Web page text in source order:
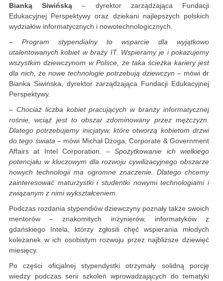
Bianką Siwińską – dyrektor zarządzająca Fundacji
Edukacyjnej Perspektywy oraz dziekani najlepszych polskich
wydziałów informatycznych i nowotechnologicznych.
– Program stypendialny to wsparcie dla wyjątkowo
utalentowanych kobiet w braży IT. Wspieramy je i pokazujemy
wszystkim dziewczynom w Polsce, że taka ścieżka kariery jest
dla nich, że nowe technologie potrzebują dziewczyn – mówi dr
Bianka Siwińska, dyrektor zarządzająca Fundacji Edukacyjnej
Perspektywy.
– Chociaż liczba kobiet pracujących w branży informatycznej
rośnie, wciąż jest to obszar zdominowany przez mężczyzn.
Dlatego potrzebujemy inicjatyw, które otworzą kobietom drzwi
do tego świata– mówi Michał Dżoga, Corporate & Government
Affairs at Intel Corporation.– Spożytkowanie ich wielkiego
potencjału w kluczowym dla rozwoju cywilizacyjnego obszarze
nowych technologii ma ogromne znaczenie. Dlatego chcemy
zainteresować maturzystki i studentki nowymi technologiami i
związanym z nimi wykształceniem.
Podczas rozdania stypendiów dziewczyny poznały także swoich
mentorów – znakomitych inżynierów, informatyków z
gdańskiego Intela, którzy zgłosili chęć wspierania młodych
koleżanek w ich osobistym rozwoju przez najbliższe dziewięć
miesięcy.
Po części oficjalnej stypendystki otrzymały solidną porcję
wiedzy podczas serii szkoleń wprowadzających do tematyki